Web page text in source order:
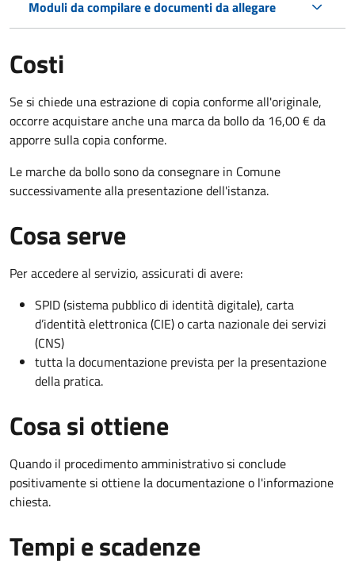
Moduli da compilare e documenti da allegare
Costi
Se si chiede una estrazione di copia conforme all'originale,
occorre acquistare anche una marca da bollo da 16,00 € da
apporre sulla copia conforme.
Le marche da bollo sono da consegnare in Comune
successivamente alla presentazione dell'istanza.
Cosa serve
Per accedere al servizio, assicurati di avere:
SPID (sistema pubblico di identità digitale), carta
d’identità elettronica (CIE) o carta nazionale dei servizi
(CNS)
tutta la documentazione prevista per la presentazione
della pratica.
Cosa si ottiene
Quando il procedimento amministrativo si conclude
positivamente si ottiene la documentazione o l'informazione
chiesta.
Tempi e scadenze